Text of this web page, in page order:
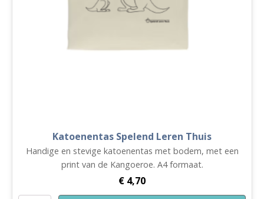
Katoenentas Spelend Leren Thuis
Handige en stevige katoenentas met bodem, met een
print van de Kangoeroe. A4 formaat.
€ 4,70